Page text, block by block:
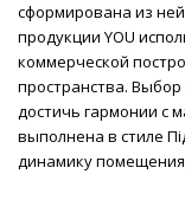
сформирована из
продукции YOU
коммерческой
пространства.
достичь гармонии с
выполнена в стиле
динамику